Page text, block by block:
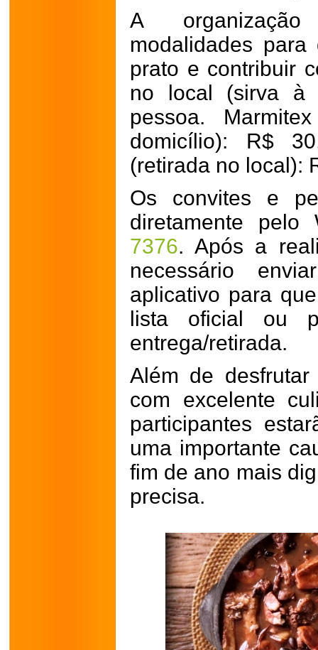
A
modalidades
prato e contribuir
no local (sirva à
pessoa.
domicílio): R$
(retirada no local):
Os convites e
diretamente pelo
7376. Após a
necessário
aplicativo para
lista oficial ou
entrega/retirada.
Além de
com excelente
participantes
uma importante
fim de ano mais
precisa.